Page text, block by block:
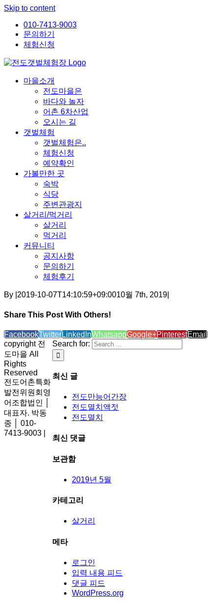
Skip to content
010-7413-9003
문의하기
체험신청
마을소개
전도마을은
바다와 놀자
어촌 6차산업
오시는 길
갯벌체험
갯벌체험은..
체험신청
예약확인
가볼만한 곳
숙박
식당
주변관광지
살거리/먹거리
살거리
먹거리
커뮤니티
공지사항
문의하기
체험후기
By 2019-10-07T14:10:59+09:0010월 7th, 2019
Share This Post With Others!
FacebookTwitterLinkedInWhatsappGoogle+PinterestEmail
Search for:
최신 글
전도만능어간장
전도멸치액젓
전도멸치
최신 댓글
보관함
2019년 5월
카테고리
살거리
메타
로그인
입력 내용 피드
댓글 피드
WordPress.org
copyright 전
도마을 All
Rights
Reserved
전도어촌특화
발전위원회영
어조합법인 │
대표자. 박동
종 │ 010-
7413-9003 |